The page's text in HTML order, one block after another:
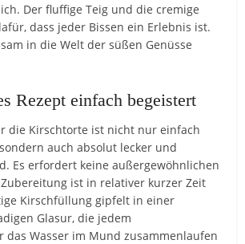
Der fluffige Teig und die cremige
dass jeder Bissen ein Erlebnis ist.
in die Welt der süßen Genüsse
Rezept einfach begeistert
die Kirschtorte ist nicht nur einfach
auch absolut lecker und
Es erfordert keine außergewöhnlichen
ist in relativer kurzer Zeit
Kirschfüllung gipfelt in einer
Glasur, die jedem
das Wasser im Mund zusammenlaufen